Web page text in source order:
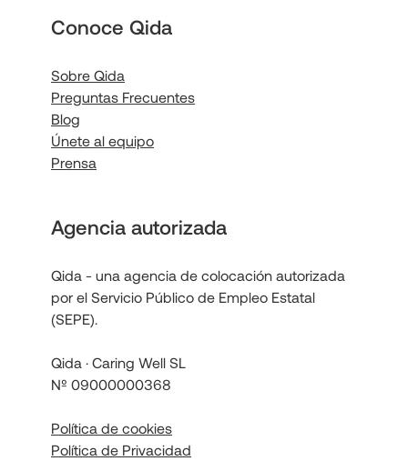
Conoce Qida
Sobre Qida
Preguntas Frecuentes
Blog
Únete al equipo
Prensa
Agencia autorizada
Qida - una agencia de colocación autorizada
por el Servicio Público de Empleo Estatal
(SEPE).
Qida · Caring Well SL
Nº 09000000368
Política de cookies
Política de Privacidad